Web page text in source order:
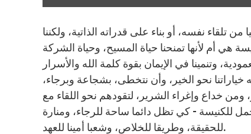
نفسه، أو بناء على قدراته الذاتية، ولكننا
هي أم لأنها تمنحنا حياة المسيح، وحياة الشركة
وتنمينا في الإيمان بقوة كلمة الله والأسرار
نحو الخير، وأن نتخطى، بشجاعة وبرجاء،
ومن خداع وإغراء الشرير، لتقودهم نحو اللقاء مع
للكنيسة - كي تظل دائما ساحة للرجاء، ومنارة
للحقيقة، وطريقا للخلاص، وشعبا أمينا للعهد.